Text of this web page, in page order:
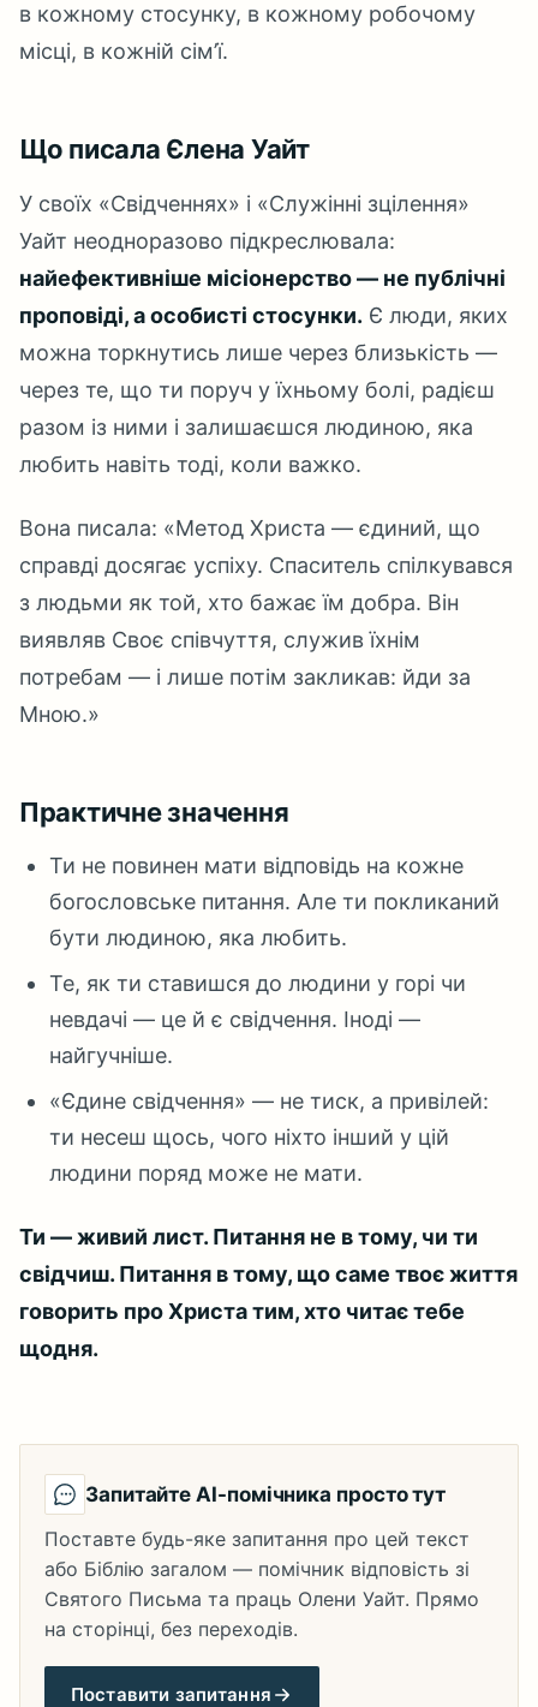
в кожному стосунку, в кожному робочому
місці, в кожній сім’ї.
Що писала Єлена Уайт
У своїх «Свідченнях» і «Служінні зцілення»
Уайт неодноразово підкреслювала:
найефективніше місіонерство — не публічні
проповіді, а особисті стосунки. Є люди, яких
можна торкнутись лише через близькість —
через те, що ти поруч у їхньому болі, радієш
разом із ними і залишаєшся людиною, яка
любить навіть тоді, коли важко.
Вона писала: «Метод Христа — єдиний, що
справді досягає успіху. Спаситель спілкувався
з людьми як той, хто бажає їм добра. Він
виявляв Своє співчуття, служив їхнім
потребам — і лише потім закликав: йди за
Мною.»
Практичне значення
Ти не повинен мати відповідь на кожне
богословське питання. Але ти покликаний
бути людиною, яка любить.
Те, як ти ставишся до людини у горі чи
невдачі — це й є свідчення. Іноді —
найгучніше.
«Єдине свідчення» — не тиск, а привілей:
ти несеш щось, чого ніхто інший у цій
людини поряд може не мати.
Ти — живий лист. Питання не в тому, чи ти
свідчиш. Питання в тому, що саме твоє життя
говорить про Христа тим, хто читає тебе
щодня.
Запитайте AI-помічника просто тут
Поставте будь-яке запитання про цей текст
або Біблію загалом — помічник відповість зі
Святого Письма та праць Олени Уайт. Прямо
на сторінці, без переходів.
Поставити запитання